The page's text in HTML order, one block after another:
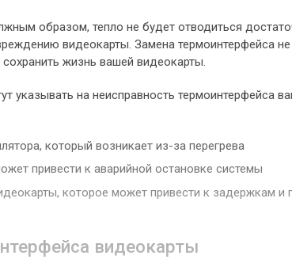
образом, тепло не будет отводиться
видеокарты. Замена термоинтерфейса
жизнь вашей видеокарты.
указывать на неисправность термоинтерфейса
который возникает из-за перегрева
привести к аварийной остановке системы
которое может привести к задержкам и
видеокарты